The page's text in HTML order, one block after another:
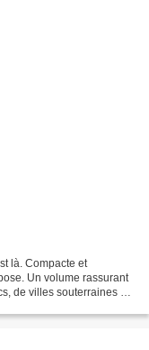
là. Compacte et
Un volume rassurant
de villes souterraines où